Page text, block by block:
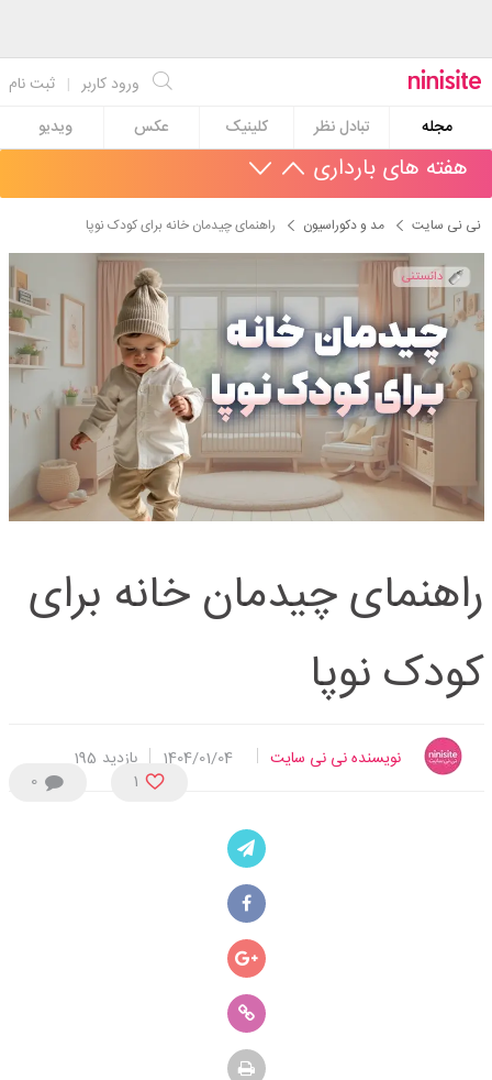
ثبت نام | ورود کاربر
مجله
تبادل نظر کلینیک عکس ویدیو
هفته های بارداری
نی نی سایت مد و دکوراسیون راهنمای چیدمان خانه برای کودک نوپا
راهنمای چیدمان خانه برای
کودک نوپا
نویسنده نی نی سایت 1404/01/04 بازدید 195
0
1